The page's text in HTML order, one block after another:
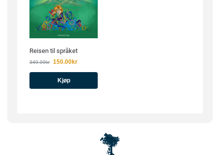
Reisen til språket
349.00kr 150.00kr
Kjøp